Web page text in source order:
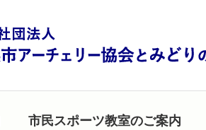
市民スポーツ教室のご案内